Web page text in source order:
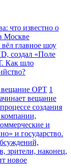
что известно о
Москве
главное шоу
создал «Поле
Как шло
вещание ОРТ 1
вещание
создания
и
и государство.
зрители, наконец,
новое